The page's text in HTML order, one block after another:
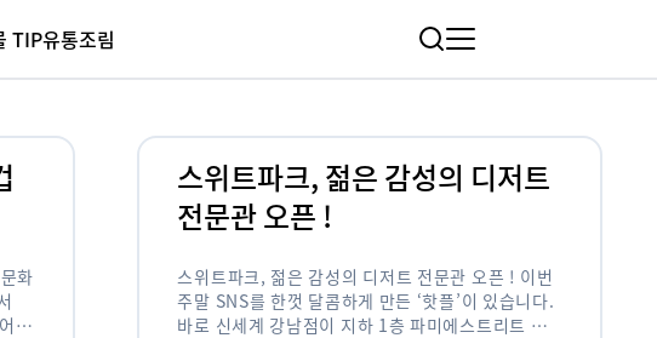
TIP유통조림
화
서
스위트파크, 젊은 감성의 디저트
전문관 오픈 !
스위트파크, 젊은 감성의 디저트 전문관 오픈 ! 이번
주말 SNS를 한껏 달콤하게 만든 ‘핫플’이 있습니다.
바로 신세계 강남점이 지하 1층 파미에스트리트 분